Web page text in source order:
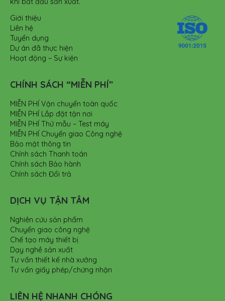
Giới thiệu
Liên hệ
Tuyển dụng
Dự án đã thực hiện
Hoạt động – Sự kiện
CHÍNH SÁCH “MIỄN PHÍ”
MIỄN PHÍ Vận chuyển toàn quốc
MIỄN PHÍ Lắp đặt tận nơi
MIỄN PHÍ Thử mẫu – Test máy
MIỄN PHÍ Chuyển giao Công nghệ
Bảo mật thông tin
Chính sách Thanh toán
Chính sách Bảo hành
Chính sách Đổi trả
DỊCH VỤ TẬN TÂM
Nghiên cứu sản phẩm
Chuyển giao công nghệ
Chế tạo máy thiết bị
Dạy nghề sản xuất
Tư vấn thiết kế nhà xưởng
Tư vấn giấy phép/chứng nhận
LIÊN HỆ NHANH CHÓNG